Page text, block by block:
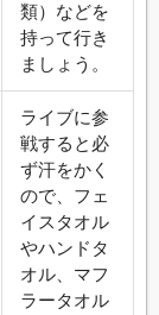
類）などを
持って行き
ましょう。
ライブに参
戦すると必
ず汗をかく
ので、フェ
イスタオル
やハンドタ
オル、マフ
ラータオル